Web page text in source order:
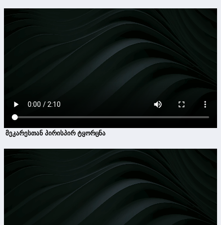
მეკარესთან პირისპირ ტყორცნა